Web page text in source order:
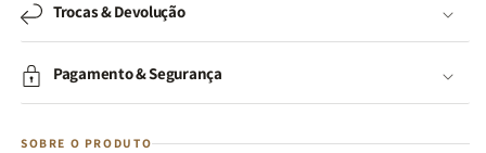
Trocas & Devolução
Pagamento & Segurança
SOBRE O PRODUTO